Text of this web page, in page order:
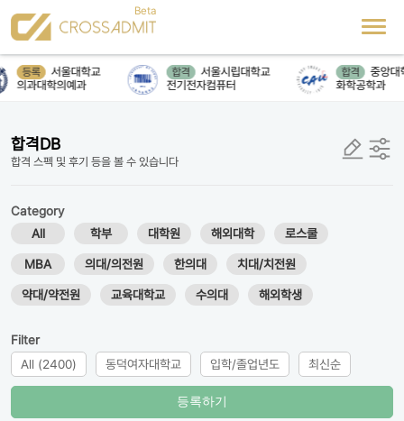
등록
서울대학교
의과대학의예과
합격
서울시립대학교
전기전자컴퓨터
합격
중앙대
화학공학과
합격DB
합격 스펙 및 후기 등을 볼 수 있습니다
Category
All
학부 대학원 해외대학 로스쿨
MBA 의대/의전원 한의대 치대/치전원
약대/약전원 교육대학교 수의대 해외학생
Filter
All (2400)
동덕여자대학교 입학/졸업년도 최신순
등록하기